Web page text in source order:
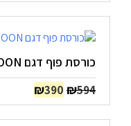
כורסת פוף דגם MOON – חמרה
₪594
המחיר
המקורי
היה:
₪390
הנוכחי
הוא: